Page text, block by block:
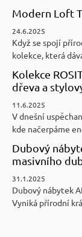
Modern Loft
24.6.2025
Když se spojí
kolekce, která
Kolekce
dřeva a
11.6.2025
V dnešní
kde načerpáme
Dubový
masivního
31.1.2025
Dubový nábytek
Vyniká přírodní